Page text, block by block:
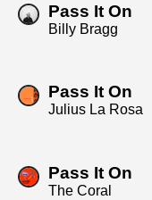
Pass It On
Billy Bragg
Pass It On
Julius La Rosa
Pass It On
The Coral